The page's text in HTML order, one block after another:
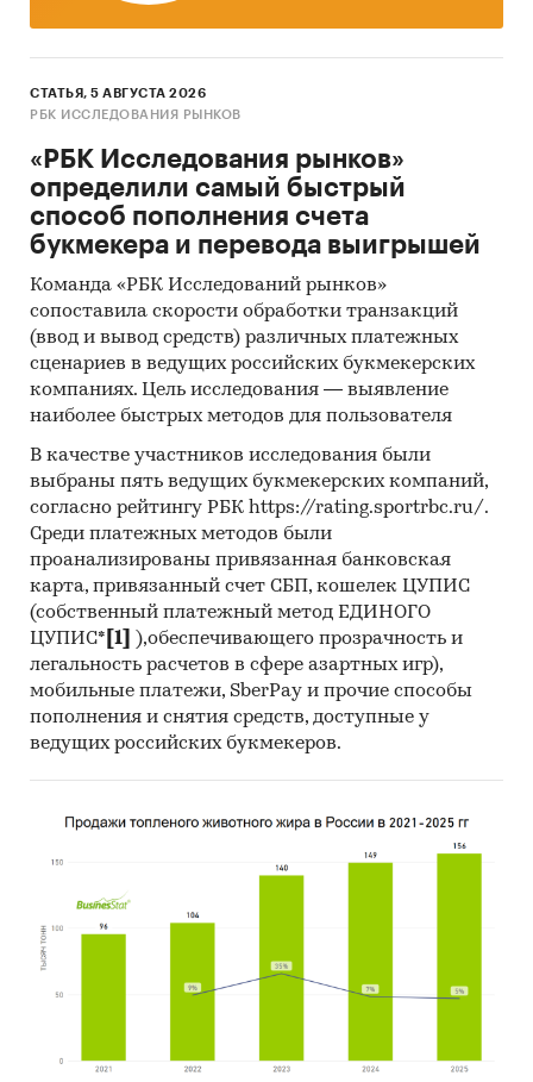
СТАТЬЯ, 5 АВГУСТА 2026
РБК ИССЛЕДОВАНИЯ РЫНКОВ
«РБК Исследования рынков»
определили самый быстрый
способ пополнения счета
букмекера и перевода выигрышей
Команда «РБК Исследований рынков»
сопоставила скорости обработки транзакций
(ввод и вывод средств) различных платежных
сценариев в ведущих российских букмекерских
компаниях. Цель исследования — выявление
наиболее быстрых методов для пользователя
В качестве участников исследования были
выбраны пять ведущих букмекерских компаний,
согласно рейтингу РБК https://rating.sportrbc.ru/.
Среди платежных методов были
проанализированы привязанная банковская
карта, привязанный счет СБП, кошелек ЦУПИС
(собственный платежный метод ЕДИНОГО
ЦУПИС* [1]
),обеспечивающего прозрачность и
легальность расчетов в сфере азартных игр),
мобильные платежи, SberPay и прочие способы
пополнения и снятия средств, доступные у
ведущих российских букмекеров.